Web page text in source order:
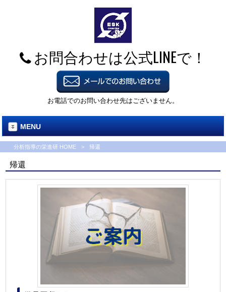
お問合わせは公式LINEで！
お電話でのお問い合わせ先はございません。
MENU
分析指導の栄進研 HOME > 帰還
帰還